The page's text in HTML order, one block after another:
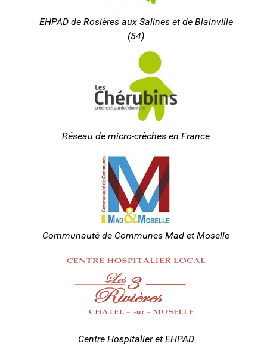
EHPAD de Rosières aux Salines et de Blainville
(54)
Réseau de micro-crèches en France
Communauté de Communes Mad et Moselle
Centre Hospitalier et EHPAD